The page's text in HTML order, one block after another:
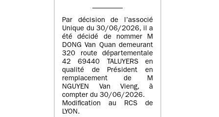
Par décision de l’associé
Unique du 30/06/2026, il a
été décidé de nommer M
DONG Van Quan demeurant
320 route départementale
42 69440 TALUYERS en
qualité de Président en
remplacement de M
NGUYEN Van Vieng, à
compter du 30/06/2026.
Modification au RCS de
LYON.